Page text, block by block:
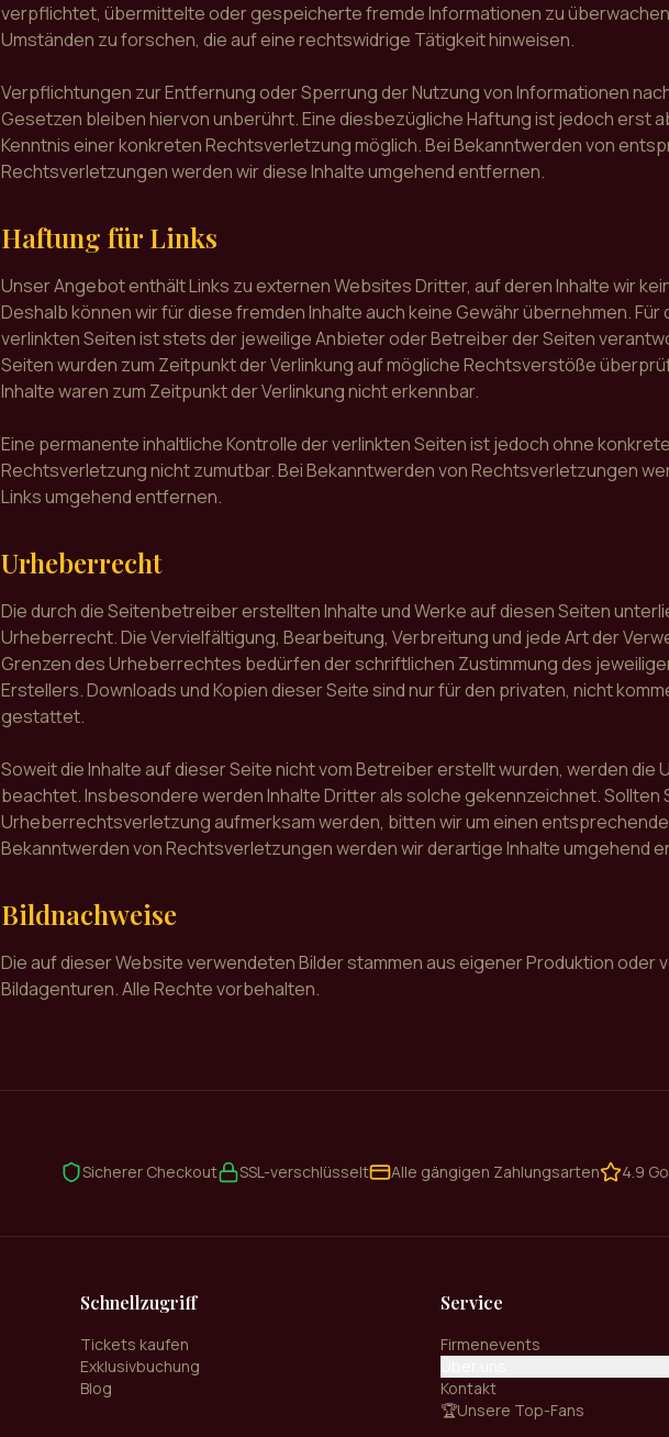
verpflichtet, übermittelte oder gespeicherte fremde Informationen zu
Umständen zu forschen, die auf eine rechtswidrige Tätigkeit hinweisen.
Verpflichtungen zur Entfernung oder Sperrung der Nutzung von Informationen
Gesetzen bleiben hiervon unberührt. Eine diesbezügliche Haftung ist jedoch erst
Kenntnis einer konkreten Rechtsverletzung möglich. Bei Bekanntwerden von
Rechtsverletzungen werden wir diese Inhalte umgehend entfernen.
Haftung für Links
Unser Angebot enthält Links zu externen Websites Dritter, auf deren Inhalte wir
Deshalb können wir für diese fremden Inhalte auch keine Gewähr übernehmen. Für
verlinkten Seiten ist stets der jeweilige Anbieter oder Betreiber der Seiten
Seiten wurden zum Zeitpunkt der Verlinkung auf mögliche Rechtsverstöße
Inhalte waren zum Zeitpunkt der Verlinkung nicht erkennbar.
Eine permanente inhaltliche Kontrolle der verlinkten Seiten ist jedoch ohne
Rechtsverletzung nicht zumutbar. Bei Bekanntwerden von Rechtsverletzungen
Links umgehend entfernen.
Urheberrecht
Die durch die Seitenbetreiber erstellten Inhalte und Werke auf diesen Seiten
Urheberrecht. Die Vervielfältigung, Bearbeitung, Verbreitung und jede Art der
Grenzen des Urheberrechtes bedürfen der schriftlichen Zustimmung des
Erstellers. Downloads und Kopien dieser Seite sind nur für den privaten, nicht
gestattet.
Soweit die Inhalte auf dieser Seite nicht vom Betreiber erstellt wurden, werden
beachtet. Insbesondere werden Inhalte Dritter als solche gekennzeichnet. Sollten
Urheberrechtsverletzung aufmerksam werden, bitten wir um einen
Bekanntwerden von Rechtsverletzungen werden wir derartige Inhalte umgehend
Bildnachweise
Die auf dieser Website verwendeten Bilder stammen aus eigener Produktion oder
Bildagenturen. Alle Rechte vorbehalten.
Sicherer Checkout SSL-verschlüsselt Alle gängigen Zahlungsarten 4.9
Schnellzugriff
Tickets kaufen
Exklusivbuchung
Blog
Service
Firmenevents
Kontakt
🏆Unsere Top-Fans